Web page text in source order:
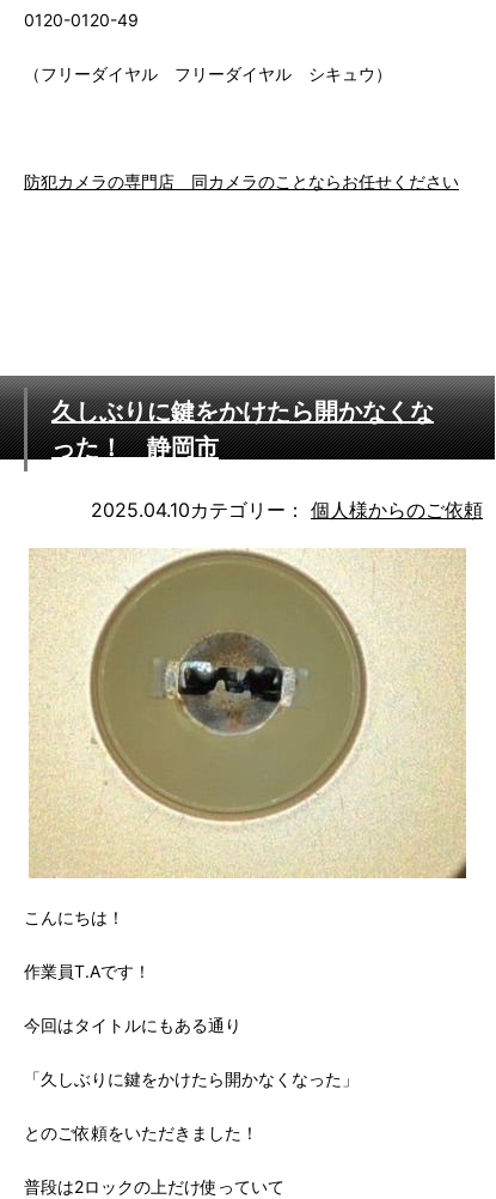
0120-0120-49
（フリーダイヤル フリーダイヤル シキュウ）
防犯カメラの専門店 同カメラのことならお任せください
久しぶりに鍵をかけたら開かなくな
った！ 静岡市
2025.04.10カテゴリー： 個人様からのご依頼
こんにちは！
作業員T.Aです！
今回はタイトルにもある通り
「久しぶりに鍵をかけたら開かなくなった」
とのご依頼をいただきました！
普段は2ロックの上だけ使っていて